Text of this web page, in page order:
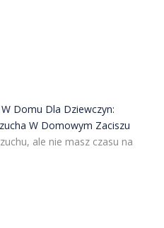
Domu Dla Dziewczyn:
W Domowym Zaciszu
ale nie masz czasu na